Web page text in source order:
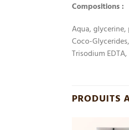
Compositions :
Aqua,
Coco-
Trisodium
PRODUITS